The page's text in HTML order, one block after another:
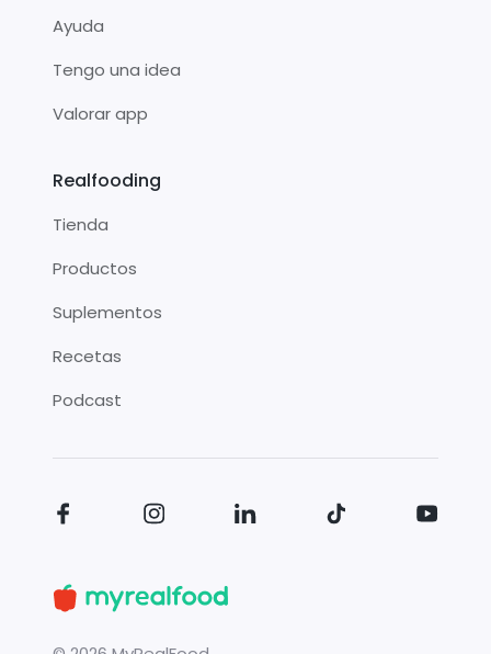
Ayuda
Tengo una idea
Valorar app
Realfooding
Tienda
Productos
Suplementos
Recetas
Podcast